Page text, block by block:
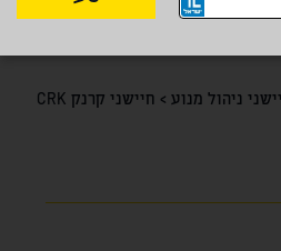
ניהול מנוע > חיישני קרנק CRK